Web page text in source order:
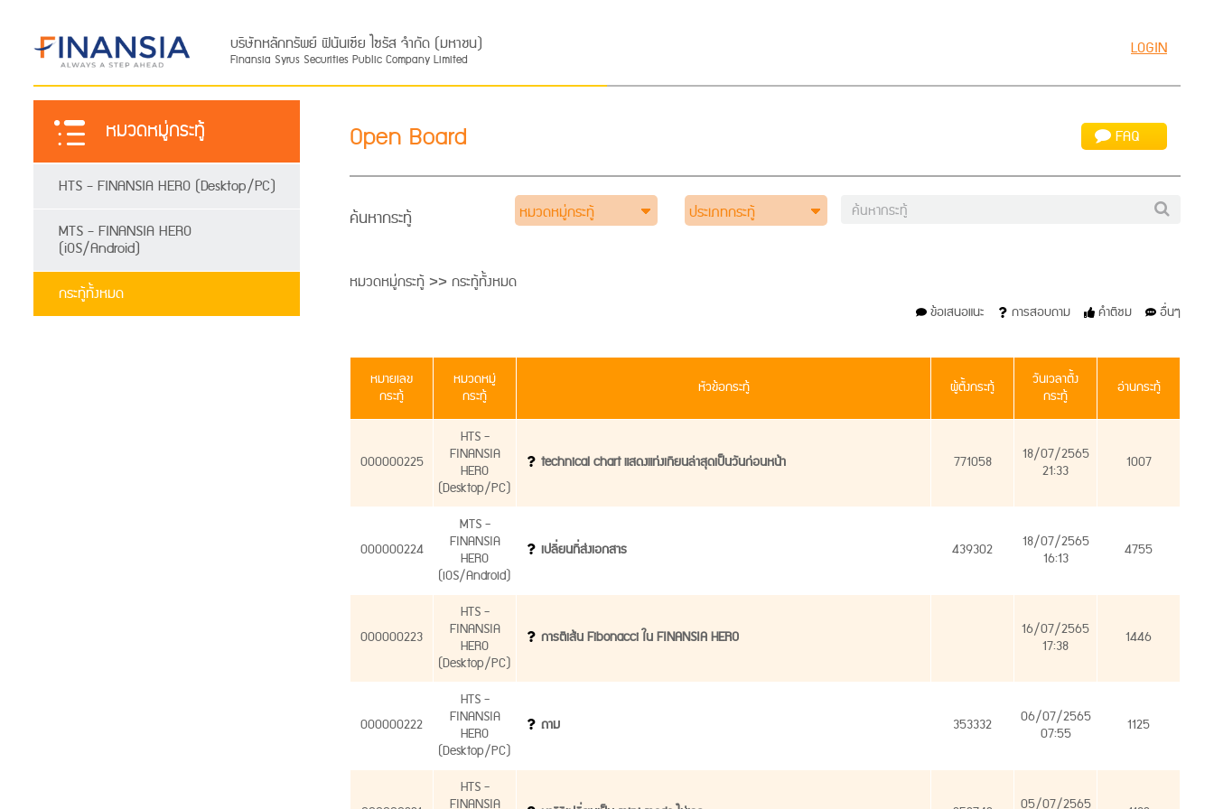
บริษัทหลักทรัพย์ ฟินันเซีย ไซรัส จำกัด (มหาชน)
Finansia Syrus Securities Public Company Limited LOGIN
หมวดหมู่กระทู้
HTS - FINANSIA HERO (Desktop/PC)
MTS - FINANSIA HERO
(iOS/Android)
กระทู้ทั้งหมด
Open Board FAQ
ค้นหากระทู้ หมวดหมู่กระทู้ ประเภทกระทู้
หมวดหมู่กระทู้ >> กระทู้ทั้งหมด
ข้อเสนอแนะ การสอบถาม คำติชม อื่นๆ
หมายเลข
กระทู้
หมวดหมู่
กระทู้ หัวข้อกระทู้ ผู้ตั้งกระทู้ วันเวลาตั้ง
กระทู้ อ่านกระทู้
000000225
HTS -
FINANSIA
HERO
(Desktop/PC)
technical chart แสดงแท่งเทียนล่าสุดเป็นวันก่อนหน้า 771058 18/07/2565
21:33 1007
000000224
MTS -
FINANSIA
HERO
(iOS/Android)
เปลี่ยนที่ส่งเอกสาร 439302 18/07/2565
16:13 4755
000000223
HTS -
FINANSIA
HERO
(Desktop/PC)
การตีเส้น Fibonacci ใน FINANSIA HERO 16/07/2565
17:38 1446
000000222
HTS -
FINANSIA
HERO
(Desktop/PC)
ถาม 353332 06/07/2565
07:55 1125
HTS -
FINANSIA 05/07/2565